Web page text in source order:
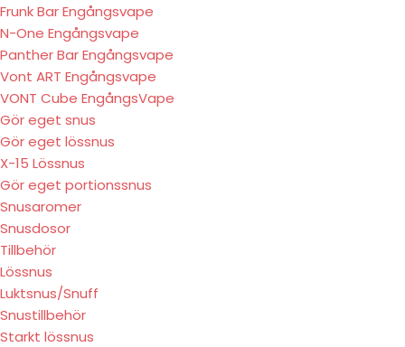
Frunk Bar Engångsvape
N-One Engångsvape
Panther Bar Engångsvape
Vont ART Engångsvape
VONT Cube EngångsVape
Gör eget snus
Gör eget lössnus
X-15 Lössnus
Gör eget portionssnus
Snusaromer
Snusdosor
Tillbehör
Lössnus
Luktsnus/Snuff
Snustillbehör
Starkt lössnus